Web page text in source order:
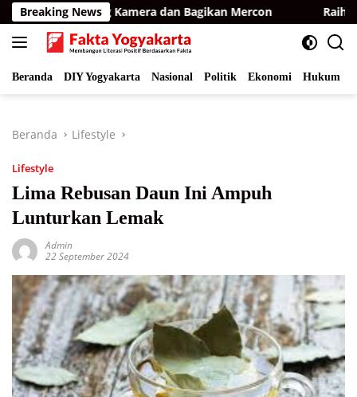
Langsung
ke
konten
Breaking News
Pasang Kamera dan Bagikan Mercon Raih Opini
Beranda DIY Yogyakarta Nasional Politik Ekonomi Hukum
Beranda Lifestyle
Lifestyle
Lima Rebusan Daun Ini Ampuh
Lunturkan Lemak
Admin
22 September 2024